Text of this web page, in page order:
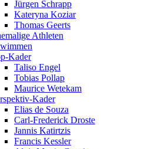
Jürgen Schrapp
Kateryna Koziar
Thomas Geerts
Athleten
Kader
Taliso Engel
Tobias Pollap
Maurice Wetekam
Kader
Elias de Souza
Carl-Frederick Droste
Jannis Katirtzis
Francis Kessler